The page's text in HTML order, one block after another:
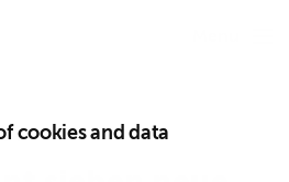
cookies and data